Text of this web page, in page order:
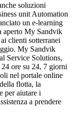
soluzioni
unit Automation
un e-learning
aperto My Sandvik
clienti sotterranei
My Sandvik
Service Solutions,
ore su 24, 7 giorni
nel portale online
flotta, la
per aiutare i
a prendere